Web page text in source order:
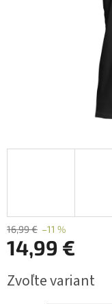
16,99 € –11 %
14,99 €
cena:
Zvoľte variant